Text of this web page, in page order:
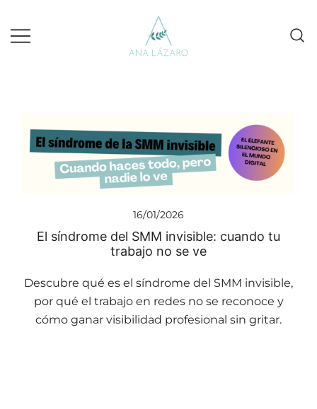
16/01/2026
El síndrome del SMM invisible: cuando tu
trabajo no se ve
Descubre qué es el síndrome del SMM invisible,
por qué el trabajo en redes no se reconoce y
cómo ganar visibilidad profesional sin gritar.